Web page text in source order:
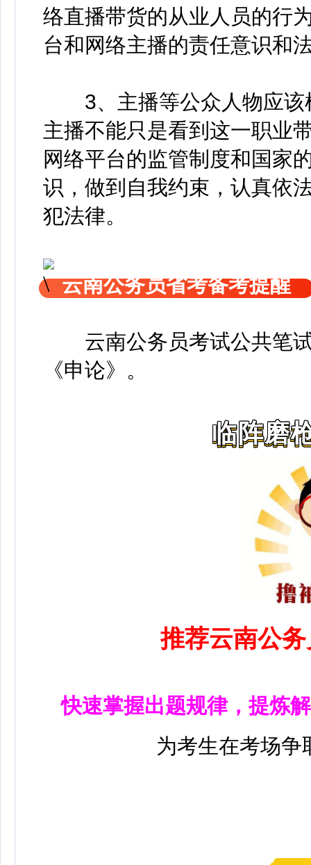
络直播带货的从业人员的行
台和网络主播的责任意识和
3、主播等公众人物应该
主播不能只是看到这一职业
网络平台的监管制度和国家
识，做到自我约束，认真依
犯法律。
云南公务员省考备考提醒
云南公务员考试公共笔
《申论》 。
临阵磨
推荐云南公
快速掌握出题规律，提炼
为考生在考场争